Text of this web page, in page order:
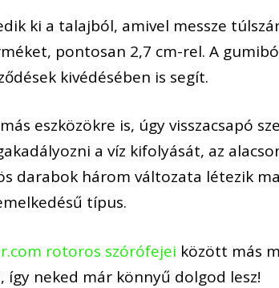
ki a talajból, amivel messze
pontosan 2,7 cm-rel. A
kivédésében is segít.
eszközökre is, úgy visszacsapó
a víz kifolyását, az
darabok három változata létezik
típus.
rotoros szórófejei között más
neked már könnyű dolgod lesz!